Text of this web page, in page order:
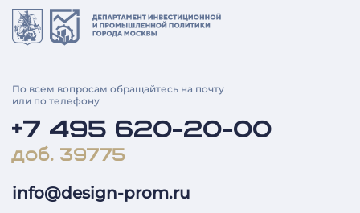
По всем вопросам обращайтесь на почту
или по телефону
+7 495 620-20-00
доб. 39775
info@design-prom.ru